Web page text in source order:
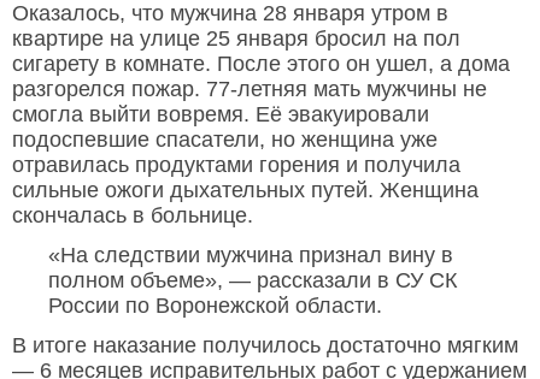
Оказалось, что мужчина 28 января утром в
квартире на улице 25 января бросил на пол
сигарету в комнате. После этого он ушел, а дома
разгорелся пожар. 77-летняя мать мужчины не
смогла выйти вовремя. Её эвакуировали
подоспевшие спасатели, но женщина уже
отравилась продуктами горения и получила
сильные ожоги дыхательных путей. Женщина
скончалась в больнице.
«На следствии мужчина признал вину в
полном объеме», — рассказали в СУ СК
России по Воронежской области.
В итоге наказание получилось достаточно мягким
— 6 месяцев исправительных работ с удержанием